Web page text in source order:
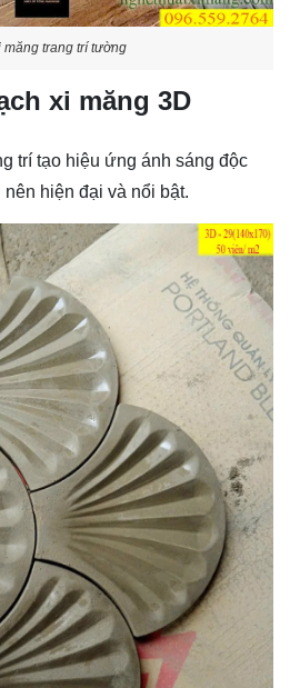
măng trang trí tường
xi măng 3D
trí tạo hiệu ứng ánh sáng độc
hiện đại và nổi bật.